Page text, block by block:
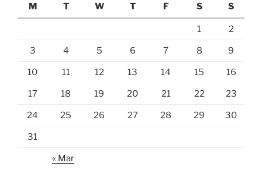
M
T W T F S S
1 2
3 4 5 6 7 8 9
10 11 12 13 14 15 16
17 18 19 20 21 22 23
24 25 26 27 28 29 30
31
« Mar